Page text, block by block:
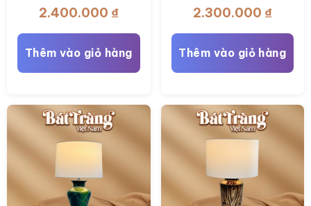
2.400.000 ₫
Thêm vào giỏ hàng
2.300.000 ₫
Thêm vào giỏ hàng